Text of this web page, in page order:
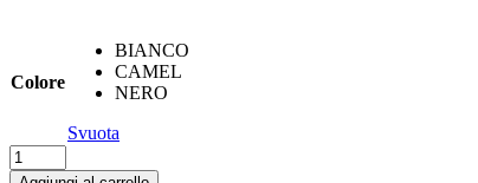
Colore
BIANCO
CAMEL
NERO
Svuota
Slingback
gold&gold